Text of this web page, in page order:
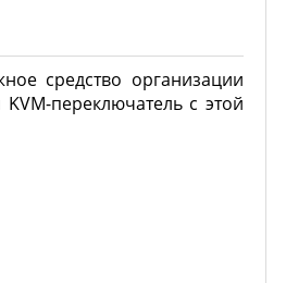
средство организации
переключатель с этой